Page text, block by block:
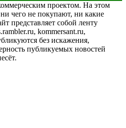
проектом. На этом
чего не покупают, ни какие
представляет собой ленту
kommersant.ru,
без искажения,
публикуемых новостей